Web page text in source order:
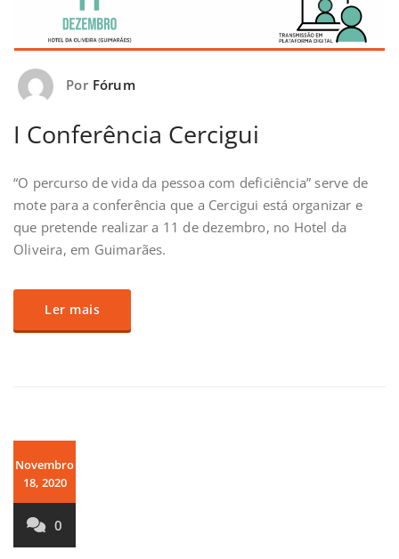
Por Fórum
I Conferência Cercigui
“O percurso de vida da pessoa com deficiência” serve de
mote para a conferência que a Cercigui está organizar e
que pretende realizar a 11 de dezembro, no Hotel da
Oliveira, em Guimarães.
Ler mais
Novembro
18, 2020
0